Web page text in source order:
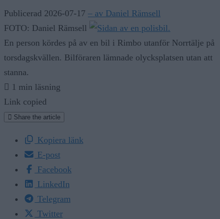
Publicerad 2026-07-17 – av Daniel Rämsell
FOTO: Daniel Rämsell
En person kördes på av en bil i Rimbo utanför Norrtälje på
torsdagskvällen. Bilföraren lämnade olycksplatsen utan att
stanna.
1 min läsning
Link copied
Share the article
Kopiera länk
E-post
Facebook
LinkedIn
Telegram
Twitter